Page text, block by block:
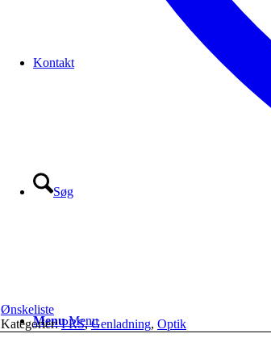
Kontakt
Søg
Menu Menu
Ønskeliste
Kategorier:PRS,Genladning, Optik